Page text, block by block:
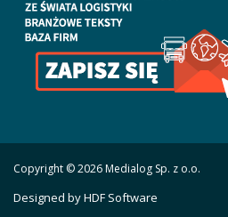
Copyright © 2026 Medialog Sp. z o.o.
Designed by HDF Software